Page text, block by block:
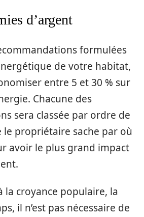
d’argent
formulées
de votre habitat,
entre 5 et 30 % sur
Chacune des
sera classée par ordre de
propriétaire sache par où
avoir le plus grand impact
la croyance populaire, la
il n’est pas nécessaire de